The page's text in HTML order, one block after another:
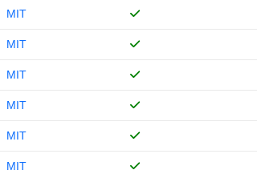
MIT
MIT
MIT
MIT
MIT
MIT